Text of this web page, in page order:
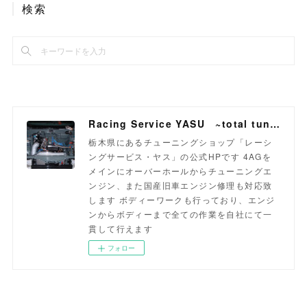
検索
Racing Service YASU ~total tuning proshop~
栃木県にあるチューニングショップ「レーシ
ングサービス・ヤス」の公式HPです 4AGを
メインにオーバーホールからチューニングエ
ンジン、また国産旧車エンジン修理も対応致
します ボディーワークも行っており、エンジ
ンからボディーまで全ての作業を自社にて一
貫して行えます
フォロー